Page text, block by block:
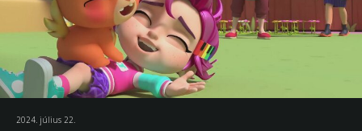
2024. július 22.